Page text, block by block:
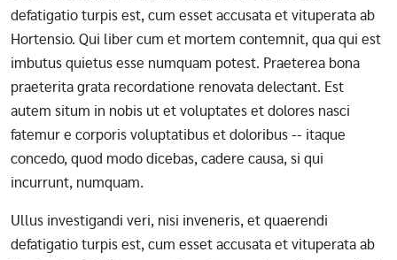
defatigatio turpis est, cum esset accusata et vituperata ab
Hortensio. Qui liber cum et mortem contemnit, qua qui est
imbutus quietus esse numquam potest. Praeterea bona
praeterita grata recordatione renovata delectant. Est
autem situm in nobis ut et voluptates et dolores nasci
fatemur e corporis voluptatibus et doloribus -- itaque
concedo, quod modo dicebas, cadere causa, si qui
incurrunt, numquam.
Ullus investigandi veri, nisi inveneris, et quaerendi
defatigatio turpis est, cum esset accusata et vituperata ab